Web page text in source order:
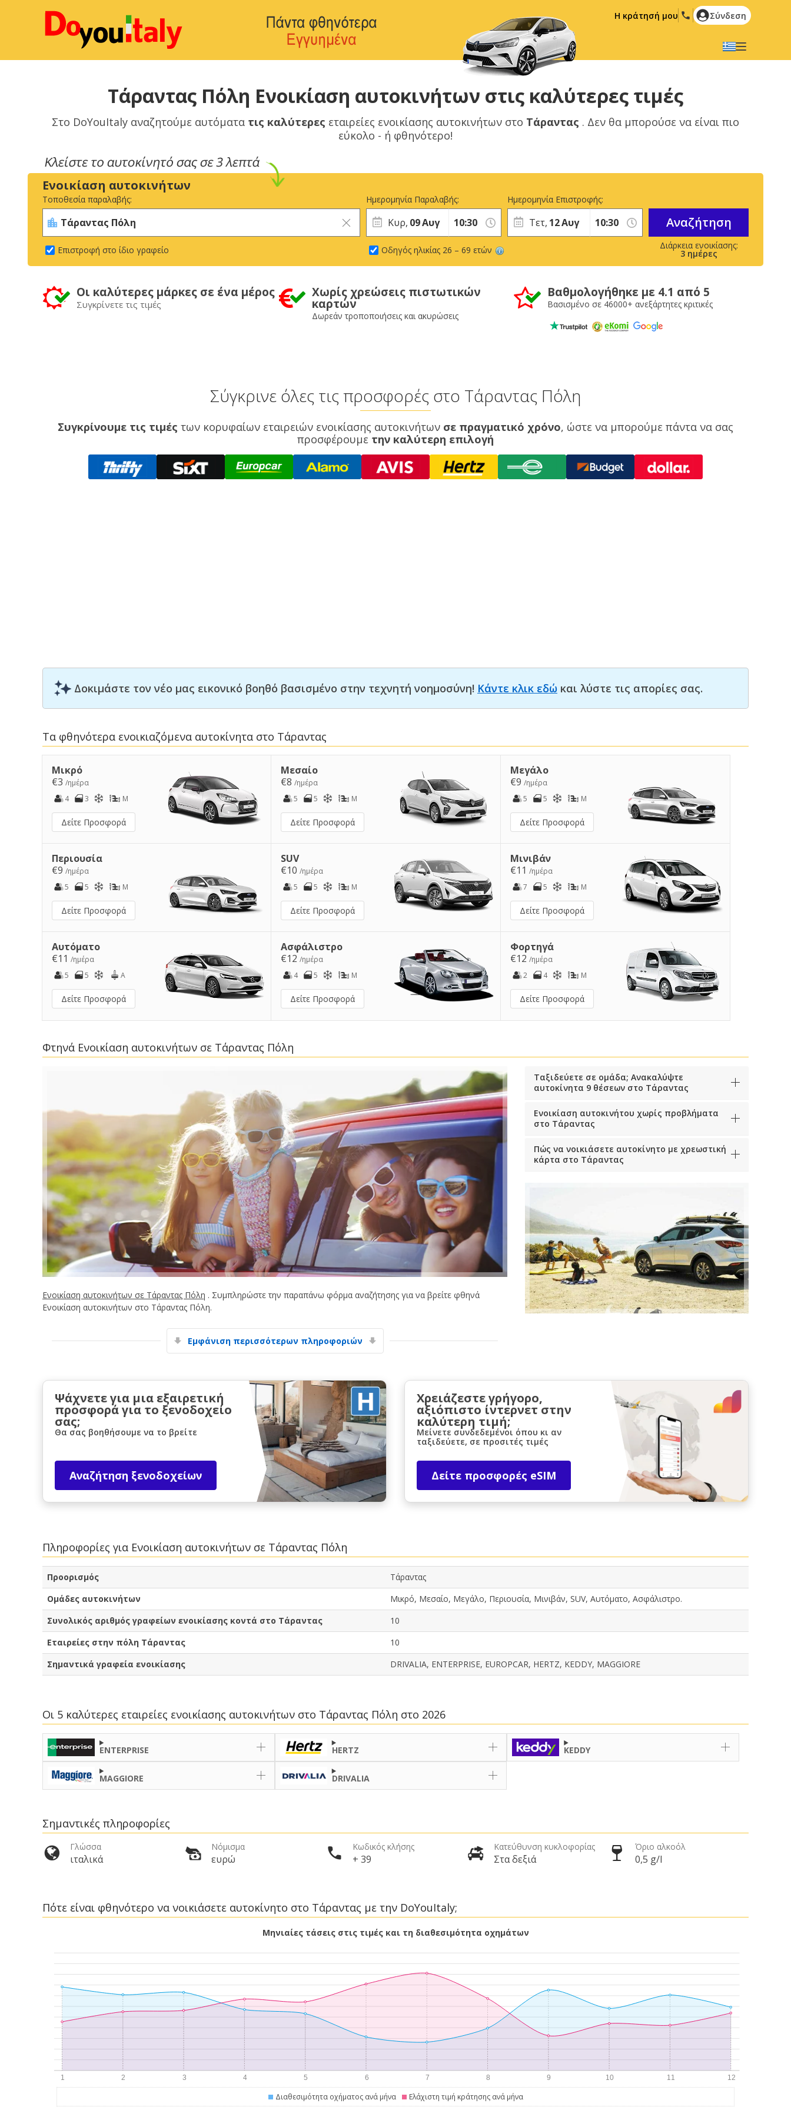
Μεγάλες εξοικονομήσεις
Αποκτήστε πρόσβαση σε αποκλειστικές
προσφορές συνεργατών
Σύνδεση με eLink
Η κράτησή μου Σύνδεση
Español
Deutsch
Français
Italiano
Nederlands
Русский
Hrvatski
العربية
Τάραντας Πόλη Ενοικίαση αυτοκινήτων στις καλύτερες τιμές
Στο DoYouItaly αναζητούμε αυτόματα τις καλύτερες εταιρείες ενοικίασης αυτοκινήτων στο Τάραντας . Δεν θα μπορούσε να είναι πιο
εύκολο - ή φθηνότερο!
Ενοικίαση αυτοκινήτων
Τοποθεσία παραλαβής:
Επιστροφή στο ίδιο γραφείο
Ημερομηνία Παραλαβής:
Κυρ, 09Αυγ
3 ημέρες
Ημερομηνία Επιστροφής:
Τετ, 12Αυγ
Οδηγός ηλικίας 26 – 69 ετών
Αναζήτηση
Οι καλύτερες μάρκες σε ένα μέρος
Συγκρίνετε τις τιμές
Χωρίς χρεώσεις πιστωτικών
καρτών
Δωρεάν τροποποιήσεις και ακυρώσεις
Βαθμολογήθηκε με 4.1 από 5
Βασισμένο σε 46000+ ανεξάρτητες κριτικές
Σύγκρινε όλες τις προσφορές στο Τάραντας Πόλη
Συγκρίνουμε τις τιμές των κορυφαίων εταιρειών ενοικίασης αυτοκινήτων σε πραγματικό χρόνο, ώστε να μπορούμε πάντα να σας
προσφέρουμε την καλύτερη επιλογή
Δοκιμάστε τον νέο μας εικονικό βοηθό βασισμένο στην τεχνητή νοημοσύνη! Κάντε κλικ εδώ και λύστε τις απορίες σας.
Τα φθηνότερα ενοικιαζόμενα αυτοκίνητα στο Τάραντας
Μικρό
€3 /ημέρα
4
3 M
Δείτε Προσφορά
Μεσαίο
€8/ημέρα
5
5 M
Δείτε Προσφορά
Μεγάλο
€9 /ημέρα
5
5 M
Δείτε Προσφορά
Περιουσία
€9 /ημέρα
5
5 M
Δείτε Προσφορά
SUV
€10/ημέρα
5
5 M
Δείτε Προσφορά
Μινιβάν
€11 /ημέρα
7
5 M
Δείτε Προσφορά
Αυτόματο
€11 /ημέρα
5
5 A
Δείτε Προσφορά
Ασφάλιστρο
€12/ημέρα
4
5 M
Δείτε Προσφορά
Φορτηγά
€12 /ημέρα
2
4 M
Δείτε Προσφορά
Φτηνά Ενοικίαση αυτοκινήτων σε Τάραντας Πόλη
Ενοικίαση αυτοκινήτων σε Τάραντας Πόλη . Συμπληρώστε την παραπάνω φόρμα αναζήτησης για να βρείτε φθηνά
Ενοικίαση αυτοκινήτων στο Τάραντας Πόλη.
Εμφάνιση περισσότερων πληροφοριών
Ταξιδεύετε σε ομάδα; Ανακαλύψτε
αυτοκίνητα 9 θέσεων στο Τάραντας
Ενοικίαση αυτοκινήτου χωρίς προβλήματα
στο Τάραντας
Πώς να νοικιάσετε αυτοκίνητο με χρεωστική
κάρτα στο Τάραντας
Ψάχνετε για μια εξαιρετική
προσφορά για το ξενοδοχείο
σας;
Θα σας βοηθήσουμε να το βρείτε
Αναζήτηση ξενοδοχείων
Χρειάζεστε γρήγορο,
αξιόπιστο ίντερνετ στην
καλύτερη τιμή;
Μείνετε συνδεδεμένοι όπου κι αν
ταξιδεύετε, σε προσιτές τιμές
Δείτε προσφορές eSIM
Πληροφορίες για Ενοικίαση αυτοκινήτων σε Τάραντας Πόλη
Προορισμός
Τάραντας
Ομάδες αυτοκινήτων
Μικρό, Μεσαίο, Μεγάλο, Περιουσία, Μινιβάν, SUV, Αυτόματο, Ασφάλιστρο.
Συνολικός αριθμός γραφείων ενοικίασης κοντά στο Τάραντας
10
Εταιρείες στην πόλη Τάραντας
10
Σημαντικά γραφεία ενοικίασης
DRIVALIA, ENTERPRISE, EUROPCAR, HERTZ, KEDDY, MAGGIORE
Οι 5 καλύτερες εταιρείες ενοικίασης αυτοκινήτων στο Τάραντας Πόλη στο 2026
ENTERPRISE HERTZ KEDDY
MAGGIORE DRIVALIA
Σημαντικές πληροφορίες
Γλώσσα
ιταλικά
Νόμισμα
ευρώ
Κωδικός κλήσης
+ 39
Κατεύθυνση κυκλοφορίας
Στα δεξιά
Όριο αλκοόλ
0,5 g/l
Πότε είναι φθηνότερο να νοικιάσετε αυτοκίνητο στο Τάραντας με την DoYouItaly;
Μηνιαίες τάσεις στις τιμές και τη διαθεσιμότητα οχημάτων
Διαθεσιμότητα οχήματος ανά μήνα Ελάχιστη τιμή κράτησης ανά μήνα